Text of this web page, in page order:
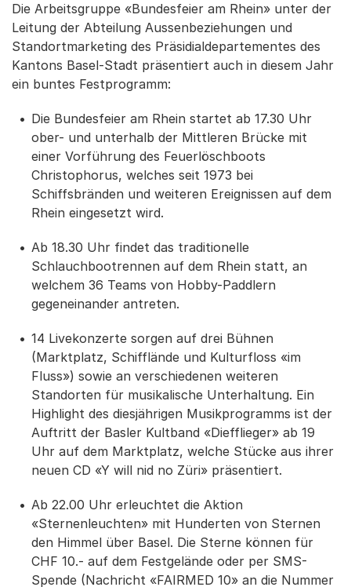
Die Arbeitsgruppe «Bundesfeier am Rhein» unter der
Leitung der Abteilung Aussenbeziehungen und
Standortmarketing des Präsidialdepartementes des
Kantons Basel-Stadt präsentiert auch in diesem Jahr
ein buntes Festprogramm:
Die Bundesfeier am Rhein startet ab 17.30 Uhr
ober- und unterhalb der Mittleren Brücke mit
einer Vorführung des Feuerlöschboots
Christophorus, welches seit 1973 bei
Schiffsbränden und weiteren Ereignissen auf dem
Rhein eingesetzt wird.
Ab 18.30 Uhr findet das traditionelle
Schlauchbootrennen auf dem Rhein statt, an
welchem 36 Teams von Hobby-Paddlern
gegeneinander antreten.
14 Livekonzerte sorgen auf drei Bühnen
(Marktplatz, Schifflände und Kulturfloss «im
Fluss») sowie an verschiedenen weiteren
Standorten für musikalische Unterhaltung. Ein
Highlight des diesjährigen Musikprogramms ist der
Auftritt der Basler Kultband «Diefflieger» ab 19
Uhr auf dem Marktplatz, welche Stücke aus ihrer
neuen CD «Y will nid no Züri» präsentiert.
Ab 22.00 Uhr erleuchtet die Aktion
«Sternenleuchten» mit Hunderten von Sternen
den Himmel über Basel. Die Sterne können für
CHF 10.- auf dem Festgelände oder per SMS-
Spende (Nachricht «FAIRMED 10» an die Nummer